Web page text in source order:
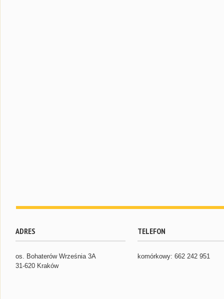
ADRES
os. Bohaterów Września 3A
31-620 Kraków
TELEFON
komórkowy: 662 242 951